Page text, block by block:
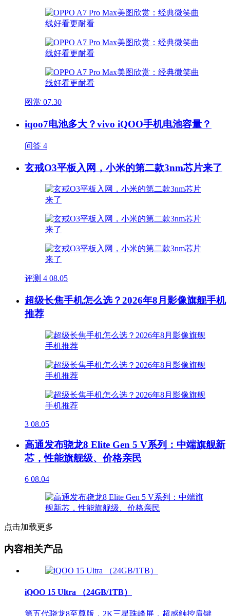
图赏 07.30
iqoo7电池多大？vivo iQOO手机电池容量？
问答 4
玄戒O3平板入网，小米的第二款3nm芯片来了
评测 4 08.05
超级长焦手机怎么选？2026年8月影像旗舰手机
推荐
3 08.05
高通发布骁龙8 Elite Gen 5 V系列：中端旗舰新
芯，性能旗舰级、价格亲民
6 08.04
点击加载更多
内容相关产品
iQOO 15 Ultra （24GB/1TB）
第五代骁龙8至尊版，2K三星珠峰屏，超感触控肩键